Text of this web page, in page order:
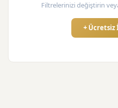
Filtrelerinizi değiştirin
+ Ücretsiz